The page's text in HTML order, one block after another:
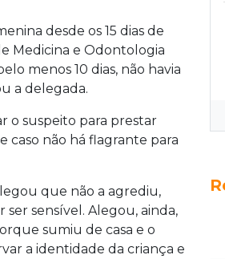
desde os 15 dias de
Medicina e Odontologia
menos 10 dias, não havia
a delegada.
o suspeito para prestar
caso não há flagrante para
que não a agrediu,
sensível. Alegou, ainda,
sumiu de casa e o
a identidade da criança e